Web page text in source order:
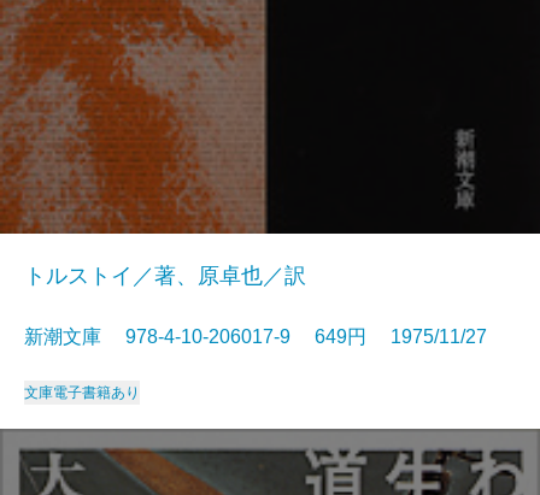
トルストイ／著、原卓也／訳
新潮文庫 978-4-10-206017-9 649円 1975/11/27
文庫電子書籍あり